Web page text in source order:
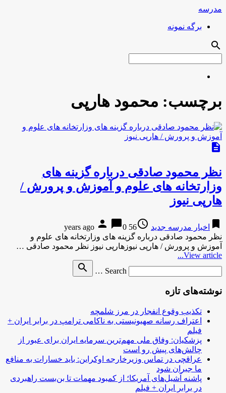
مدرسه
برگه نمونه
search
برچسب: محمود هارپی
description
نظر محمود صادقى درباره گزینه هاى
وزارتخانه هاى علوم و آموزش و پرورش /
هارپی نیوز
bookmark اخبار مدرسه جدید access_time
56 years ago
person chat_bubble0
نظر محمود صادقى درباره گزینه هاى وزارتخانه هاى علوم و
آموزش و پرورش / هارپی نیوزهارپی نیوز نظر محمود صادقى …
View article...
Search …
search
نوشته‌های تازه
تکذیب وقوع انفجار در مرز شلمچه
اعتراف رسانه صهیونیستی به ناکامی ترامپ در برابر ایران +
فیلم
پزشکیان: وفاق ملی مهم‌ترین سرمایه ایران برای عبور از
چالش‌های پیش رو است
عراقچی در تماس وزیرخارجه اوکراین: باید خسارات به منافع
ما جبران شود
پاشنه آشیل‌های آمریکا؛ از کمبود مهمات تا بن‌بست راهبردی
در برابر ایران + فیلم